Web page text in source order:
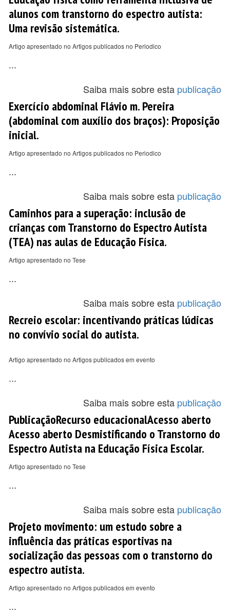
alunos com transtorno do espectro autista:
Uma revisão sistemática.
Artigo apresentado no Artigos publicados no Periodico
...
Saiba mais sobre esta publicação
Exercício abdominal Flávio m. Pereira
(abdominal com auxílio dos braços): Proposição
inicial.
Artigo apresentado no Artigos publicados no Periodico
...
Saiba mais sobre esta publicação
Caminhos para a superação: inclusão de
crianças com Transtorno do Espectro Autista
(TEA) nas aulas de Educação Física.
Artigo apresentado no Tese
...
Saiba mais sobre esta publicação
Recreio escolar: incentivando práticas lúdicas
no convívio social do autista.
Artigo apresentado no Artigos publicados em evento
...
Saiba mais sobre esta publicação
PublicaçãoRecurso educacionalAcesso aberto
Acesso aberto Desmistificando o Transtorno do
Espectro Autista na Educação Física Escolar.
Artigo apresentado no Tese
...
Saiba mais sobre esta publicação
Projeto movimento: um estudo sobre a
influência das práticas esportivas na
socialização das pessoas com o transtorno do
espectro autista.
Artigo apresentado no Artigos publicados em evento
...